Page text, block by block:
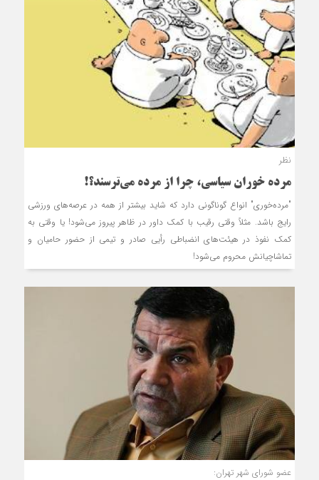
نظر
مرده‏ خوران سیاسی، چرا از مرده می‌ترسند؟!
"مرده‌خوری" انواع گوناگونی دارد که شاید بیشتر از همه در عرصه‌های ورزشی
رایج باشد. مثلاً وقتی رقیب با کمک داور در ظاهر پیروز می‌شود! یا وقتی به
کمک نفوذ در هیئت‌های انضباطی رأیی صادر و تیمی از حضور حامیان و
تماشاچیانش محروم می‌شود!
عضو شورای شهر تهران: